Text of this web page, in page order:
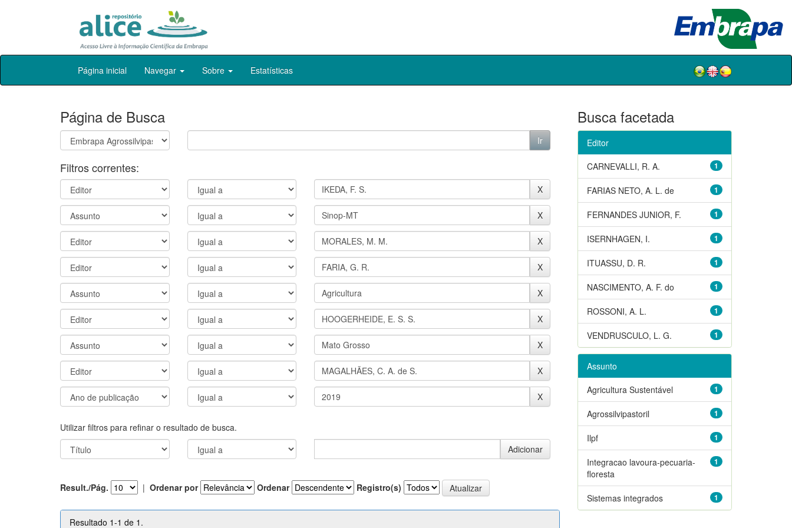
Skip
Página inicial Navegar Sobre Estatísticas
Página de Busca
Filtros correntes:
Utilizar filtros para refinar o resultado de busca.
Result./Pág. | Ordenar por Ordenar Registro(s)
Resultado 1-1 de 1.
Busca facetada
Editor
1
CARNEVALLI, R. A.
1
FARIAS NETO, A. L. de
1
FERNANDES JUNIOR, F.
1
ISERNHAGEN, I.
1
ITUASSU, D. R.
1
NASCIMENTO, A. F. do
1
ROSSONI, A. L.
1
VENDRUSCULO, L. G.
Assunto
1
Agricultura Sustentável
1
Agrossilvipastoril
1
Ilpf
1
Integracao lavoura-pecuaria-
floresta
1
Sistemas integrados